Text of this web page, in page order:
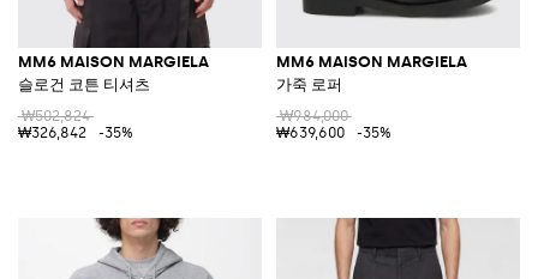
MM6 MAISON MARGIELA
슬로건 코튼 티셔츠
₩502,824
₩326,842
-35%
MM6 MAISON MARGIELA
가죽 로퍼
₩984,000
₩639,600
-35%